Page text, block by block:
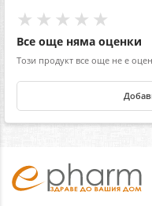
★★★★★
Все още няма оценки
Този продукт все още не е